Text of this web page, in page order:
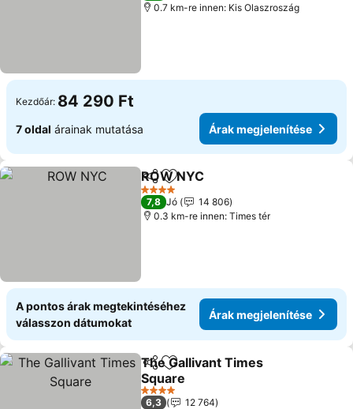
0.7 km-re innen: Kis Olaszroszág
Kezdőár: 84 290 Ft
7 oldal árainak mutatása Árak megjelenítése
Megosztás
Hozzáadás a kedvencekhez
ROW NYC
4 Kategória
7,8 Jó
14 806
0.3 km-re innen: Times tér
A pontos árak megtekintéséhez
válasszon dátumokat
Árak megjelenítése
Megosztás
Hozzáadás a kedvencekhez
The Gallivant Times
Square
Árak megjelenítése
4 Kategória
6,3
12 764